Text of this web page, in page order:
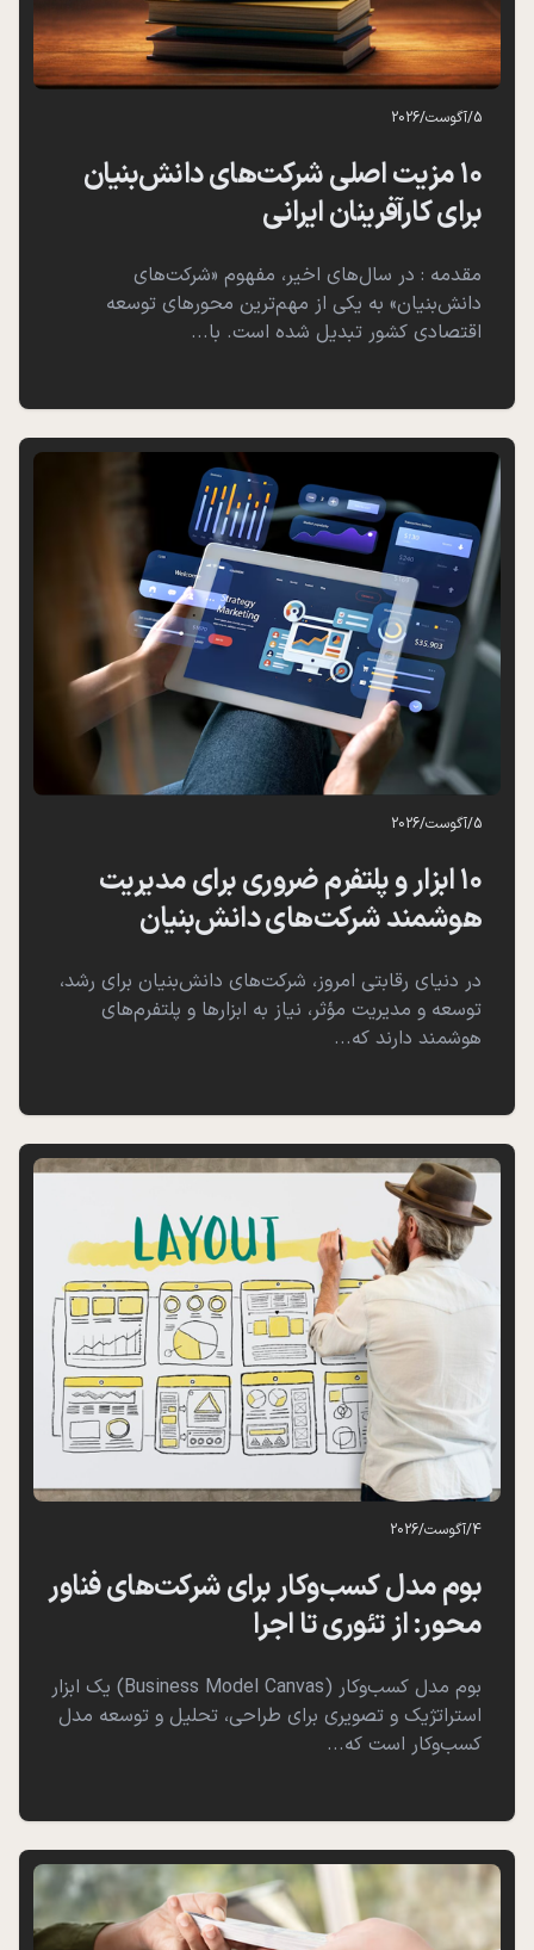
5
/آگوست/
2026
۱۰ مزیت اصلی شرکت‌های دانش‌بنیان
برای کارآفرینان ایرانی
مقدمه : در سال‌های اخیر، مفهوم «شرکت‌های
دانش‌بنیان» به یکی از مهم‌ترین محورهای توسعه
اقتصادی کشور تبدیل شده است. با...
5
/آگوست/
2026
۱۰ ابزار و پلتفرم ضروری برای مدیریت
هوشمند شرکت‌های دانش‌بنیان
در دنیای رقابتی امروز، شرکت‌های دانش‌بنیان برای رشد،
توسعه و مدیریت مؤثر، نیاز به ابزارها و پلتفرم‌های
هوشمند دارند که...
4
/آگوست/
2026
بوم مدل کسب‌وکار برای شرکت‌های فناور
محور: از تئوری تا اجرا
بوم مدل کسب‌وکار (Business Model Canvas) یک ابزار
استراتژیک و تصویری برای طراحی، تحلیل و توسعه مدل
کسب‌وکار است که...